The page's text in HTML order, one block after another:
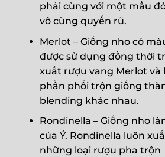
phải cùng với một mầu
vô cùng quyến rũ.
Merlot – Giống nho có
được sử dụng đồng thời
xuất rượu vang Merlot và
phần phối trộn giống
blending khác nhau.
Rondinella – Giống nho
của Ý. Rondinella luôn
những loại rượu pha trộn